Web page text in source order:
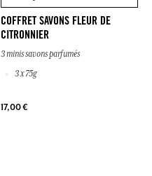
COFFRET SAVONS FLEUR DE
CITRONNIER
3 minis savons parfumés
3 x 75g
17,00 €